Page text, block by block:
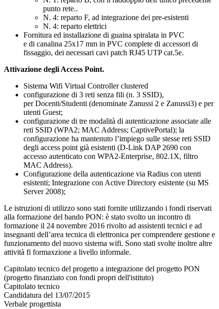
punto rete..
N. 4: reparto F, ad integrazione dei pre-esistenti
N. 4: reparto elettrici
Fornitura ed installazione di guaina spiralata in PVC
e di canalina 25x17 mm in PVC complete di accessori di
fissaggio, dei necessari cavi patch RJ45 UTP cat.5e.
Attivazione degli Access Point.
Sistema Wifi Virtual Controller clustered
configurazione di 3 reti senza fili (n. 3 SSID),
per Docenti/Studenti (denominate Zanussi 2 e Zanussi3) e per
utenti Guest;
configurazione di tre modalità di autenticazione associate alle
reti SSID (WPA2; MAC Address; CaptivePortal); la
configurazione ha mantenuto l’impiego sulle stesse reti SSID
degli access point già esistenti (D-Link DAP 2690 con
accesso autenticato con WPA2-Enterprise, 802.1X, filtro
MAC Address).
Configurazione della autenticazione via Radius con utenti
esistenti; Integrazione con Active Directory esistente (su MS
Server 2008);
Le istruzioni di utilizzo sono stati fornite utilizzando i fondi riservati
alla formazione del bando PON: è stato svolto un incontro di
formazione il 24 novembre 2016 rivolto ad assistenti tecnici e ad
insegnanti dell’area tecnica di elettronica per comprendere gestione e
funzionamento del nuovo sistema wifi. Sono stati svolte inoltre altre
attività fi formaxzione a livello informale.
Capitolato tecnico del progetto a integrazione del progetto PON
(progetto finanziato con fondi propri dell'istituto)
Capitolato tecnico
Candidatura del 13/07/2015
Verbale progettista